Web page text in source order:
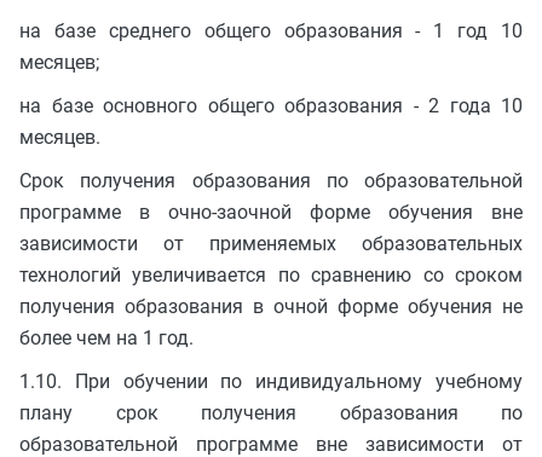
на базе среднего общего образования - 1 год 10
месяцев;
на базе основного общего образования - 2 года 10
месяцев.
Срок получения образования по образовательной
программе в очно-заочной форме обучения вне
зависимости от применяемых образовательных
технологий увеличивается по сравнению со сроком
получения образования в очной форме обучения не
более чем на 1 год.
1.10. При обучении по индивидуальному учебному
плану срок получения образования по
образовательной программе вне зависимости от